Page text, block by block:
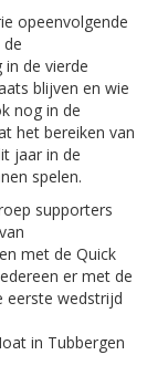
opeenvolgende
de
in de vierde
blijven en wie
nog in de
het bereiken van
jaar in de
spelen.
supporters
met de Quick
er met de
eerste wedstrijd
in Tubbergen